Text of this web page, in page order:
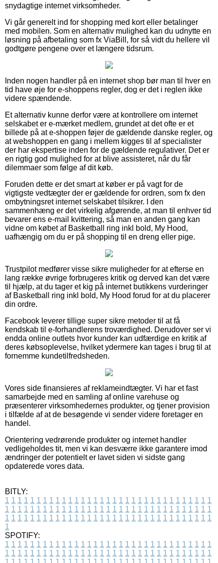
snydagtige internet virksomheder.
Vi går generelt ind for shopping med kort eller betalinger
med mobilen. Som en alternativ mulighed kan du udnytte en
løsning på afbetaling som fx ViaBill, for så vidt du hellere vil
godtgøre pengene over et længere tidsrum.
Inden nogen handler på en internet shop bør man til hver en
tid have øje for e-shoppens regler, dog er det i reglen ikke
videre spændende.
Et alternativ kunne derfor være at kontrollere om internet
selskabet er e-mærket medlem, grundet at det ofte er et
billede på at e-shoppen føjer de gældende danske regler, og
at webshoppen en gang i mellem kigges til af specialister
der har ekspertise inden for de gældende regulativer. Det er
en rigtig god mulighed for at blive assisteret, når du får
dilemmaer som følge af dit køb.
Foruden dette er det smart at køber er på vagt for de
vigtigste vedtægter der er gældende for ordren, som fx den
ombytningsret internet selskabet tilsikrer. I den
sammenhæng er det virkelig afgørende, at man til enhver tid
bevarer ens e-mail kvittering, så man en anden gang kan
vidne om købet af Basketball ring inkl bold, My Hood,
uafhængig om du er på shopping til en dreng eller pige.
Trustpilot medfører visse sikre muligheder for at efterse en
lang række øvrige forbrugeres kritik og derved kan det være
til hjælp, at du tager et kig på internet butikkens vurderinger
af Basketball ring inkl bold, My Hood forud for at du placerer
din ordre.
Facebook leverer tillige super sikre metoder til at få
kendskab til e-forhandlerens troværdighed. Derudover ser vi
endda online outlets hvor kunder kan udfærdige en kritik af
deres købsoplevelse, hvilket ydermere kan tages i brug til at
fornemme kundetilfredsheden.
Vores side finansieres af reklameindtægter. Vi har et fast
samarbejde med en samling af online varehuse og
præsenterer virksomhedernes produkter, og tjener provision
i tilfælde af at de besøgende vi sender videre foretager en
handel.
Orientering vedrørende produkter og internet handler
vedligeholdes tit, men vi kan desværre ikke garantere imod
ændringer der potentielt er lavet siden vi sidste gang
opdaterede vores data.
BITLY:
1 1 1 1 1 1 1 1 1 1 1 1 1 1 1 1 1 1 1 1 1 1 1 1 1 1 1 1 1 1 1 1 1
1 1 1 1 1 1 1 1 1 1 1 1 1 1 1 1 1 1 1 1 1 1 1 1 1 1 1 1 1 1 1 1 1
1 1 1 1 1 1 1 1 1 1 1 1 1 1 1 1 1 1 1 1 1 1 1 1 1 1 1 1 1 1 1 1 1
1
SPOTIFY:
1 1 1 1 1 1 1 1 1 1 1 1 1 1 1 1 1 1 1 1 1 1 1 1 1 1 1 1 1 1 1 1 1
1 1 1 1 1 1 1 1 1 1 1 1 1 1 1 1 1 1 1 1 1 1 1 1 1 1 1 1 1 1 1 1 1